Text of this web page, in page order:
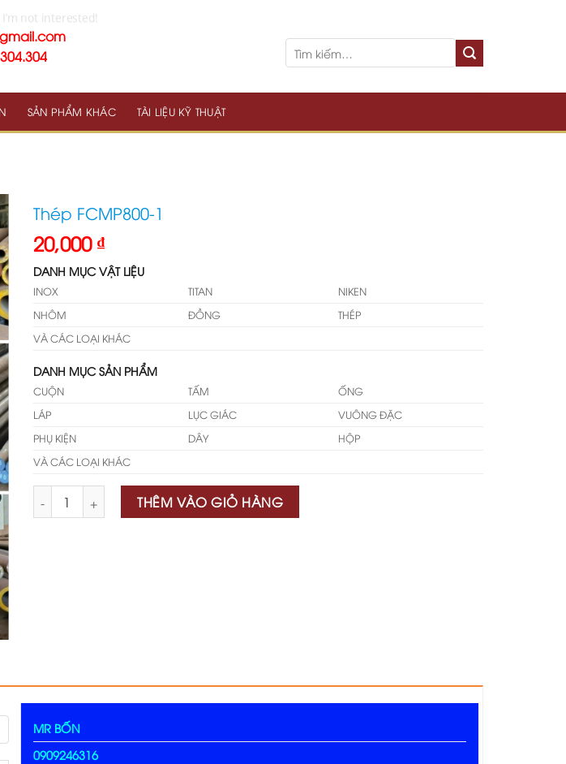
SẢN PHẨM KHÁC TÀI LIỆU KỸ THUẬT
Thép FCMP800-1
20,000 ₫
DANH MỤC VẬT LIỆU
INOX TITAN
NIKEN
NHÔM
ĐỒNG
THÉP
VÀ CÁC LOẠI KHÁC
DANH MỤC SẢN PHẨM
CUỘN TẤM
ỐNG
LÁP
LỤC GIÁC
VUÔNG ĐẶC
PHỤ KIỆN
DÂY
HỘP
VÀ CÁC LOẠI KHÁC
Số lượng THÊM VÀO GIỎ HÀNG
MR BỐN
0909246316